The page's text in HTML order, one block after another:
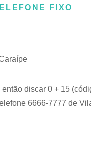
FIXO
discar 0 + 15
6666-7777 de